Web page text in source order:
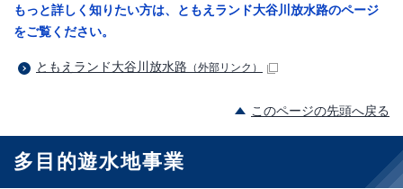
もっと詳しく知りたい方は、ともえランド大谷川放水路のページ
をご覧ください。
ともえランド大谷川放水路 （外部リンク）
このページの先頭へ戻る
多目的遊水地事業